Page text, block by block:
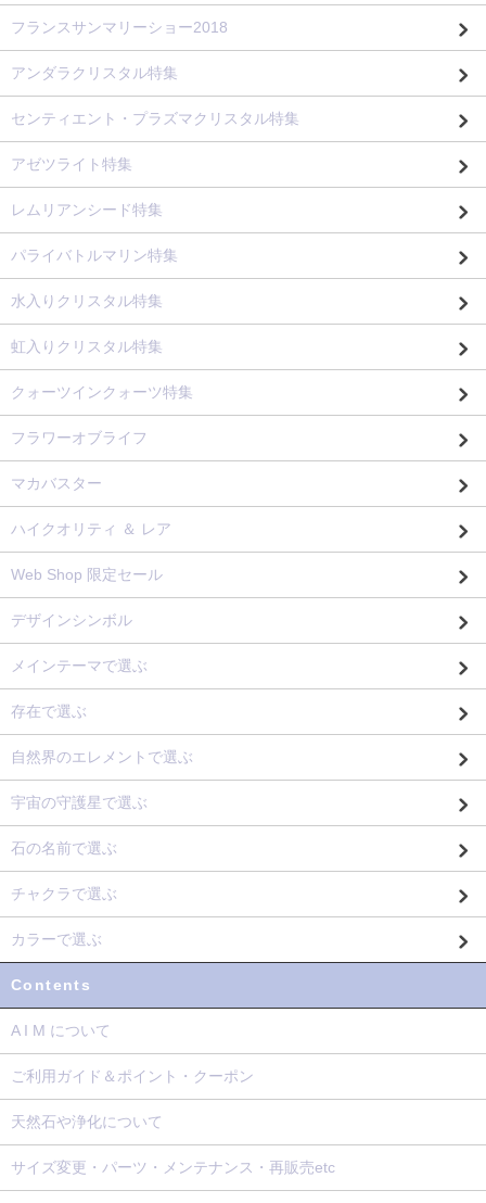
フランスサンマリーショー2018
アンダラクリスタル特集
センティエント・プラズマクリスタル特集
アゼツライト特集
レムリアンシード特集
パライバトルマリン特集
水入りクリスタル特集
虹入りクリスタル特集
クォーツインクォーツ特集
フラワーオブライフ
マカバスター
ハイクオリティ ＆ レア
Web Shop 限定セール
デザインシンボル
メインテーマで選ぶ
存在で選ぶ
自然界のエレメントで選ぶ
宇宙の守護星で選ぶ
石の名前で選ぶ
チャクラで選ぶ
カラーで選ぶ
Contents
A I M について
ご利用ガイド＆ポイント・クーポン
天然石や浄化について
サイズ変更・パーツ・メンテナンス・再販売etc